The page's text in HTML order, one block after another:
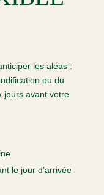
les aléas :
ou du
jours avant votre
le jour d’arrivée